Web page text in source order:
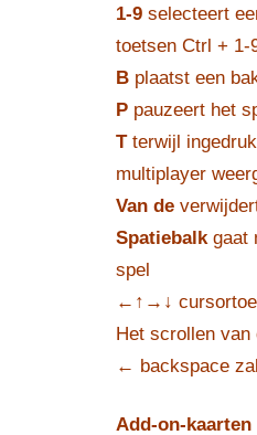
1-9 selecteert
toetsen Ctrl + 1-
B plaatst een
P pauzeert het
Tterwijl
multiplayer
Van de
Spatiebalk gaat
spel
←↑→↓
Het scrollen van
← backspace
Add-on-